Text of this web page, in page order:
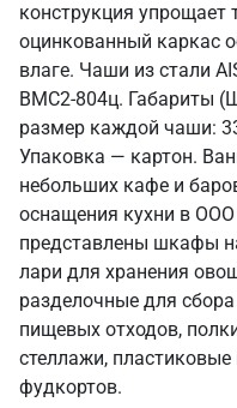
конструкция упрощает
оцинкованный каркас
влаге. Чаши из стали
ВМС2-804ц. Габариты
размер каждой чаши:
Упаковка — картон.
небольших кафе и
оснащения кухни в
представлены шкафы
лари для хранения
разделочные для
пищевых отходов,
стеллажи,
фудкортов.